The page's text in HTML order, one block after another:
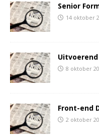
Senior
14 oktober
8 oktober
Front-end
2 oktober